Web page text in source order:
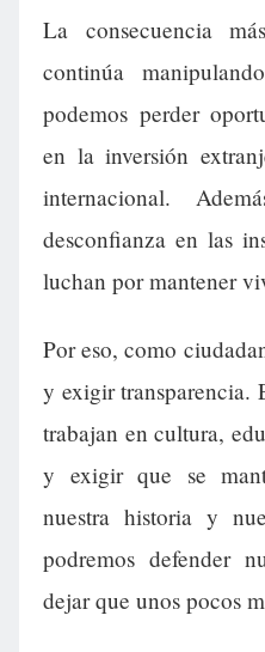
La consecuencia
continúa
podemos perder
en la inversión
internacional.
desconfianza en las
luchan por mantener
Por eso, como
y exigir transparencia.
trabajan en cultura,
y exigir que se
nuestra historia y
podremos defender
dejar que unos pocos